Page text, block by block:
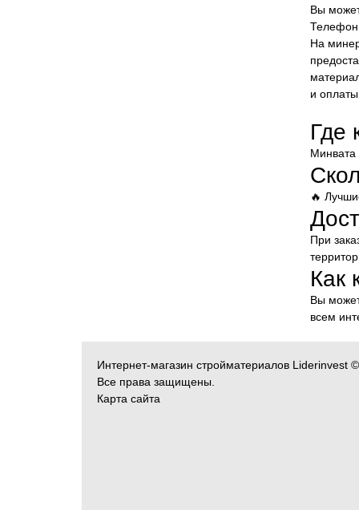
Вы
На
и
Где
Минвата
🔥
При
Как
Вы
всем
Интернет-магазин стройматериалов Liderinvest
Все права защищены.
Карта сайта